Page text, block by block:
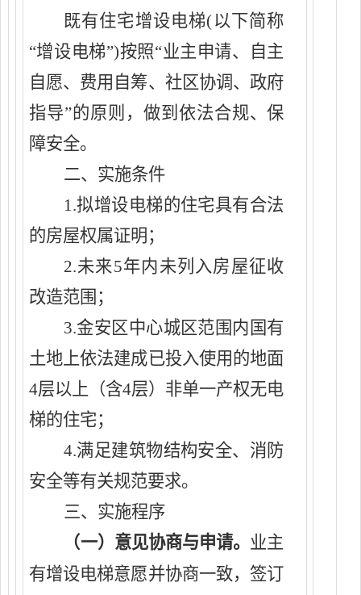
既有住宅增设电梯(以下简称
“增设电梯”)按照“业主申请、
自主
自愿、费用自筹、 社区协调、政府
指导”的原则 ， 做到 依法合规、保
障安全。
二、实施条件
1.拟增设电梯的住宅具有合法
的房屋权属证明；
2.未来5年内未列入房屋征收
改造范围 ；
3.金安区中心城区范围内国有
土地上依法建成已投入使用的地面
4层以上（含4层）非单一产权无电
梯的住宅；
4.满足建筑物结构安全、消防
安全等有关规范要求。
三、实施程序
（一） 意见协商与申请。 业主
有增设电梯意愿并协商一致， 签订